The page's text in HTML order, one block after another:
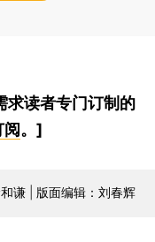
求读者专门订制的
阅。]
谦 | 版面编辑：刘春辉